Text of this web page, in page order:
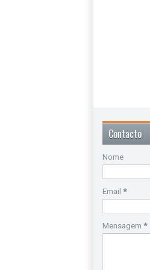
Contacto
Nome
Email *
Mensagem *